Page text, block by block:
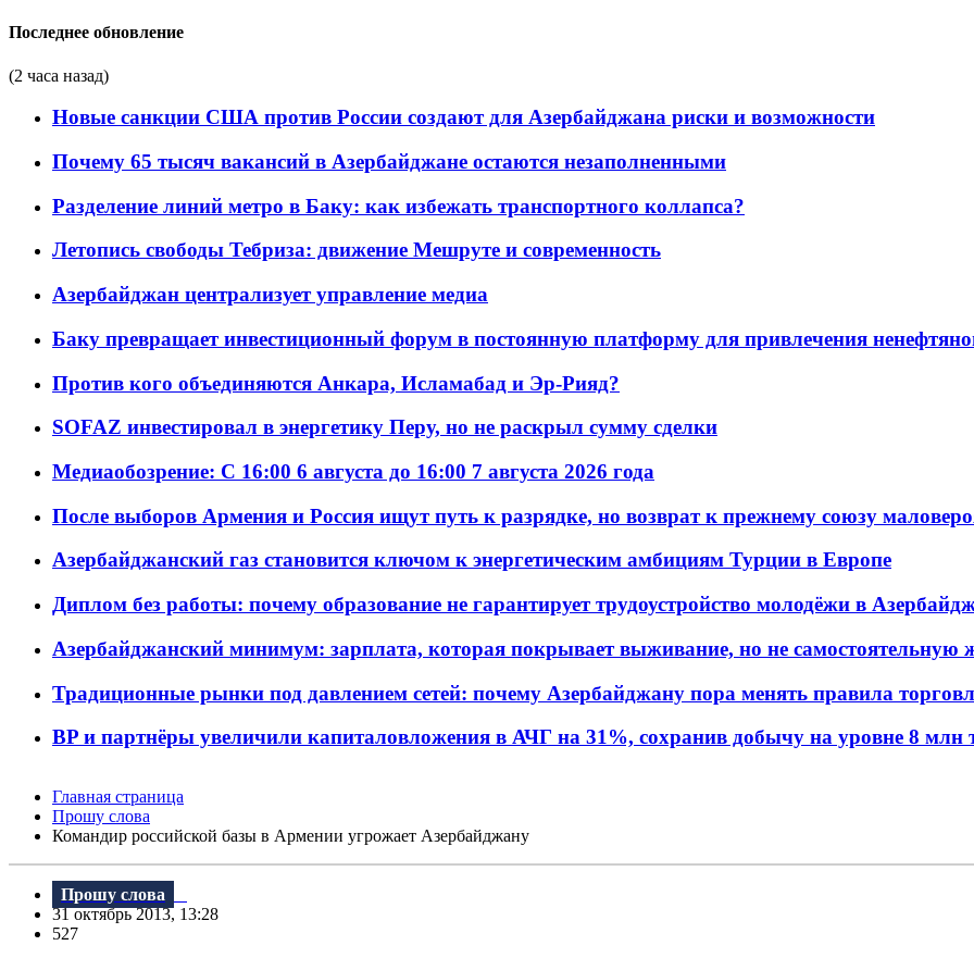
Последнее обновление
(2 часа назад)
Новые санкции США против России создают для Азербайджана риски и возможности
Почему 65 тысяч вакансий в Азербайджане остаются незаполненными
Разделение линий метро в Баку: как избежать транспортного коллапса?
Летопись свободы Тебриза: движение Мешруте и современность
Азербайджан централизует управление медиа
Баку превращает инвестиционный форум в постоянную платформу для привлечения
Против кого объединяются Анкара, Исламабад и Эр-Рияд?
SOFAZ инвестировал в энергетику Перу, но не раскрыл сумму сделки
Медиаобозрение: С 16:00 6 августа до 16:00 7 августа 2026 года
После выборов Армения и Россия ищут путь к разрядке, но возврат к прежнему союзу
Азербайджанский газ становится ключом к энергетическим амбициям Турции в Европе
Диплом без работы: почему образование не гарантирует трудоустройство молодёжи в
Азербайджанский минимум: зарплата, которая покрывает выживание, но не самостоятельную
Традиционные рынки под давлением сетей: почему Азербайджану пора менять правила
BP и партнёры увеличили капиталовложения в АЧГ на 31%, сохранив добычу на уровне 8 млн
Главная страница
Прошу слова
Командир российской базы в Армении угрожает Азербайджану
Прошу слова
31 октябрь 2013, 13:28
527